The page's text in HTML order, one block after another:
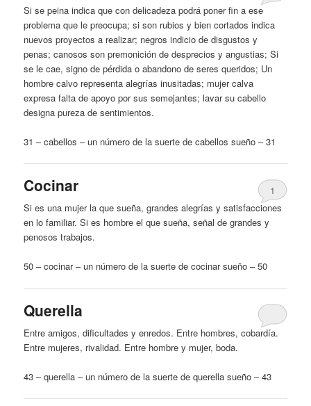
Si se peina indica que con delicadeza podrá poner fin a ese
problema que le preocupa; si son rubios y bien cortados indica
nuevos proyectos a realizar; negros indicio de disgustos y
penas; canosos son premonición de desprecios y angustias; Si
se le cae, signo de pérdida o abandono de seres queridos; Un
hombre calvo representa alegrías inusitadas; mujer calva
expresa falta de apoyo por sus semejantes; lavar su cabello
designa pureza de sentimientos.
31 – cabellos – un número de la suerte de cabellos sueño – 31
Cocinar
1
Si es una mujer la que sueña, grandes alegrías y satisfacciones
en lo familiar. Si es hombre el que sueña, señal de grandes y
penosos trabajos.
50 – cocinar – un número de la suerte de cocinar sueño – 50
Querella
Entre amigos, dificultades y enredos. Entre hombres, cobardía.
Entre mujeres, rivalidad. Entre hombre y mujer, boda.
43 – querella – un número de la suerte de querella sueño – 43